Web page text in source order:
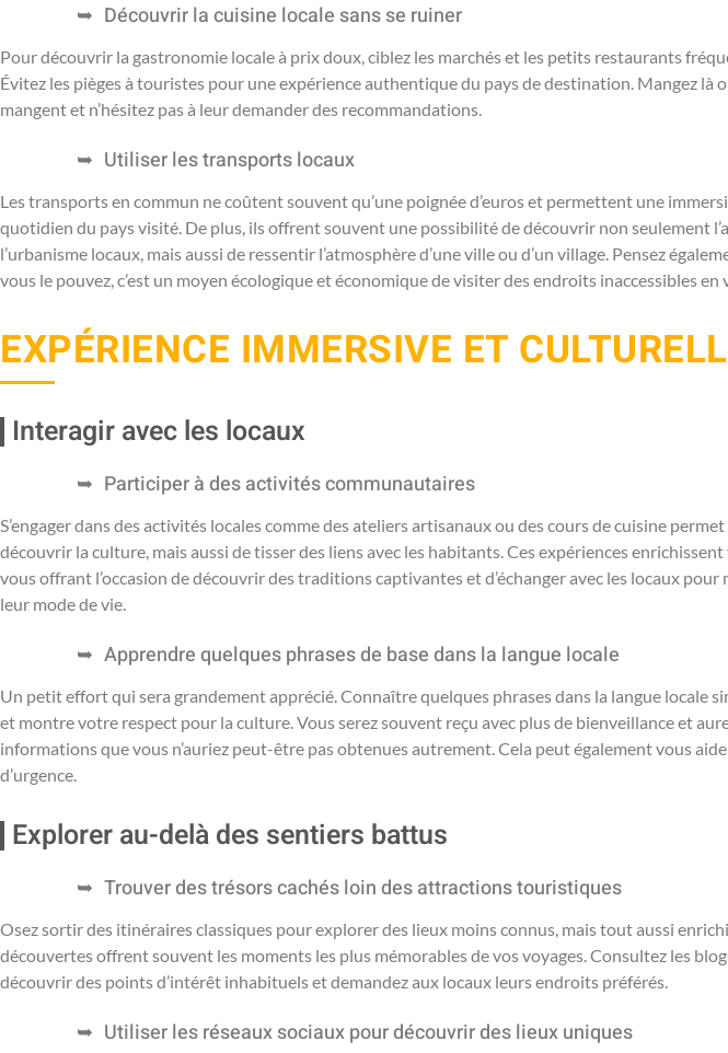
Découvrir la cuisine locale sans se ruiner
Pour découvrir la gastronomie locale à prix doux, ciblez les marchés et les petits restaurants
Évitez les pièges à touristes pour une expérience authentique du pays de destination. Mangez là
mangent et n’hésitez pas à leur demander des recommandations.
Utiliser les transports locaux
Les transports en commun ne coûtent souvent qu’une poignée d’euros et permettent une
quotidien du pays visité. De plus, ils offrent souvent une possibilité de découvrir non seulement
l’urbanisme locaux, mais aussi de ressentir l’atmosphère d’une ville ou d’un village. Pensez
vous le pouvez, c’est un moyen écologique et économique de visiter des endroits inaccessibles en
EXPÉRIENCE IMMERSIVE ET
Interagir avec les locaux
Participer à des activités communautaires
S’engager dans des activités locales comme des ateliers artisanaux ou des cours de cuisine
découvrir la culture, mais aussi de tisser des liens avec les habitants. Ces expériences
vous offrant l’occasion de découvrir des traditions captivantes et d’échanger avec les locaux
leur mode de vie.
Apprendre quelques phrases de base dans la langue locale
Un petit effort qui sera grandement apprécié. Connaître quelques phrases dans la langue locale
et montre votre respect pour la culture. Vous serez souvent reçu avec plus de bienveillance et
informations que vous n’auriez peut-être pas obtenues autrement. Cela peut également vous
d’urgence.
Explorer au-delà des sentiers battus
Trouver des trésors cachés loin des attractions touristiques
Osez sortir des itinéraires classiques pour explorer des lieux moins connus, mais tout aussi
découvertes offrent souvent les moments les plus mémorables de vos voyages. Consultez les
découvrir des points d’intérêt inhabituels et demandez aux locaux leurs endroits préférés.
Utiliser les réseaux sociaux pour découvrir des lieux uniques